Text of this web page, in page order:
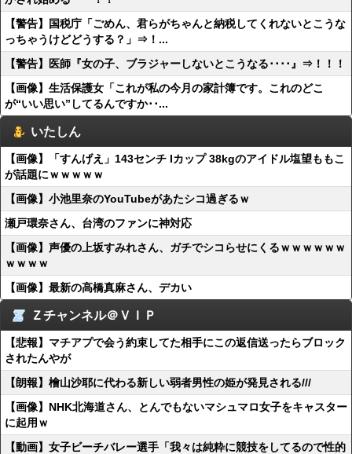
【警告】国税庁「ごめん、君らがちゃんと納税してくれないとこうな
っちゃうけどどうする？」⇒！...
【警告】医師『女の子、ブラジャーしないとこうなる････』⇒！！！
【画像】生活保護女「これが私の今月の家計簿です。これのどこ
が“いい思い”してるんですか･･...
いたしん
【画像】「すんげえ」143センチ Iカップ 38kgのアイドル塩望ももこ
が話題にｗｗｗｗｗ
【画像】小池里奈のYouTubeがあたシコ過ぎるｗ
瀬戸環奈さん、台湾のファンに神対応
【画像】声優の上坂すみれさん、ガチでシコらせにくるｗｗｗｗｗｗ
ｗｗｗｗ
【画像】最新の高橋真麻さん、デカい
Ｚチャンネル＠ＶＩＰ
【悲報】マチアプで会う約束してた相手にこの返信送ったらブロック
されたんやが
【朗報】檜山沙耶に代わる新しい弱者男性の姫が発見される///
【画像】NHK北海道さん、とんでもないマシュマロ女子をキャスター
に起用ｗ
【動画】女子ビーチバレー選手「我々は純粋に競技をしてるので性的